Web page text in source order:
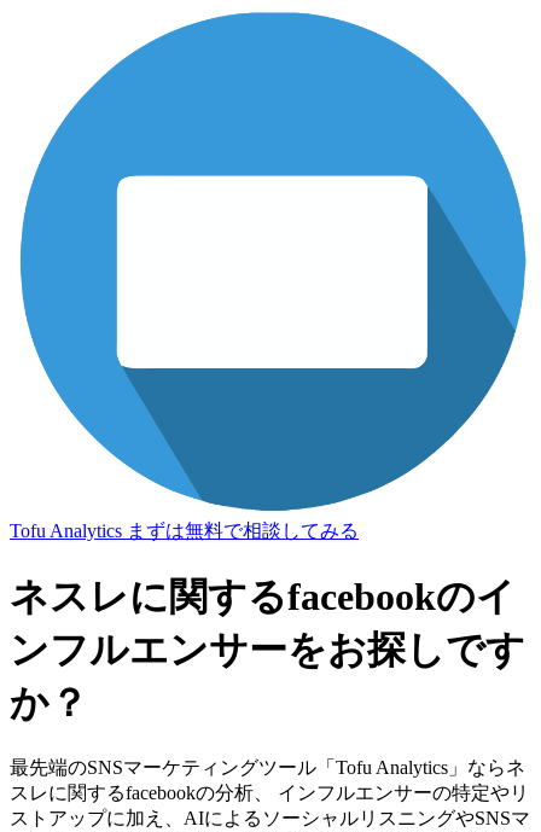
Tofu Analytics まずは無料で相談してみる
ネスレに関するfacebookのイ
ンフルエンサーをお探しです
か？
最先端のSNSマーケティングツール「Tofu Analytics」ならネ
スレに関するfacebookの分析、 インフルエンサーの特定やリ
ストアップに加え、AIによるソーシャルリスニングやSNSマ